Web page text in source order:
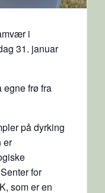
i
31. januar
egne frø fra
på dyrking
er
for
som er en